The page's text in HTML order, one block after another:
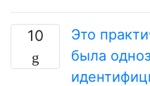
10
Это
была